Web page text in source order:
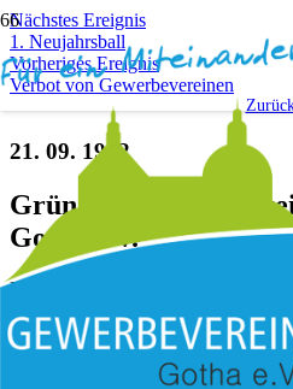
Nächstes Ereignis
1. Neujahrsball
Vorheriges Ereignis
Verbot von Gewerbevereinen
21. 09. 1992
Gründung
Gotha e.V.
Der Förderverein „Von Gotha für
09. 1992 mit der Kernaufgabe, die
Weihnachtsmärkte durchzuführen.
Interessengemeinschaft des
Mittelstandsvereinigung